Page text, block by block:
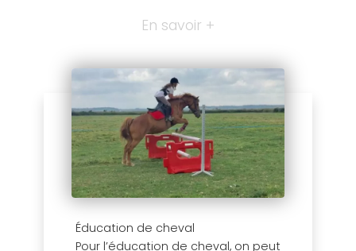
En savoir +
Éducation de cheval
Pour l’éducation de cheval, on peut